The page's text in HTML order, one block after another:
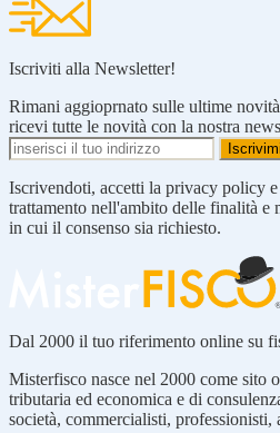
Iscriviti alla Newsletter!
Rimani aggioprnato sulle ultime
ricevi tutte le novità con la nostra
Iscrivendoti, accetti la privacy policy
trattamento nell'ambito delle finalità
in cui il consenso sia richiesto.
Dal 2000 il tuo riferimento online su
Misterfisco nasce nel 2000 come sito
tributaria ed economica e di
società, commercialisti, professionisti,